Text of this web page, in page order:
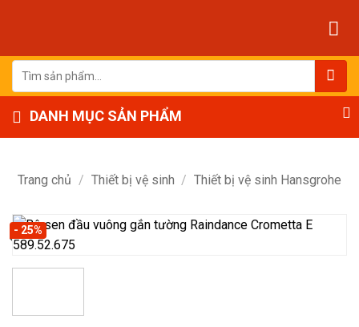
dung
Tìm
kiếm:
DANH MỤC SẢN PHẨM
Trang chủ / Thiết bị vệ sinh / Thiết bị vệ sinh Hansgrohe
- 25%